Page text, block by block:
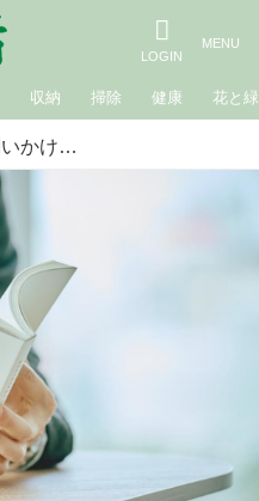
収納 掃除 健康 花と緑
自分に向き合い、問いかけながら見えてきた『松浦弥太郎のきほん』｜松浦弥太郎さんインタビュー